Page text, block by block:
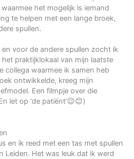
waarmee het mogelijk is iemand
te helpen met een lange broek,
spullen.
en voor de andere spullen zocht ik
praktijklokaal van mijn laatste
collega waarmee ik samen heb
ontwikkelde, kreeg mijn
Een filmpje over die
let op ‘de patiënt’😉😊)
en ik reed met een tas met spullen
Leiden. Het was leuk dat ik werd